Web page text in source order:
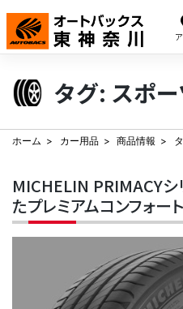
Skip
content
タグ: スポ
ホーム カー用品 商品情報
MICHELIN PRIMACY
たプレミアムコンフォー